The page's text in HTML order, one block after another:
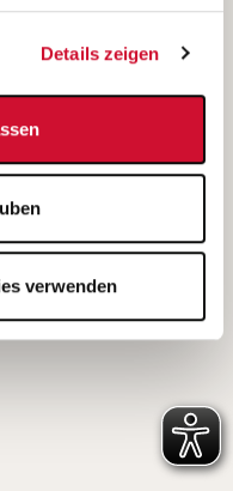
Details zeigen
verwenden